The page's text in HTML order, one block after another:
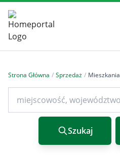
Strona Główna / Sprzedaż / Mieszkania
Szukaj